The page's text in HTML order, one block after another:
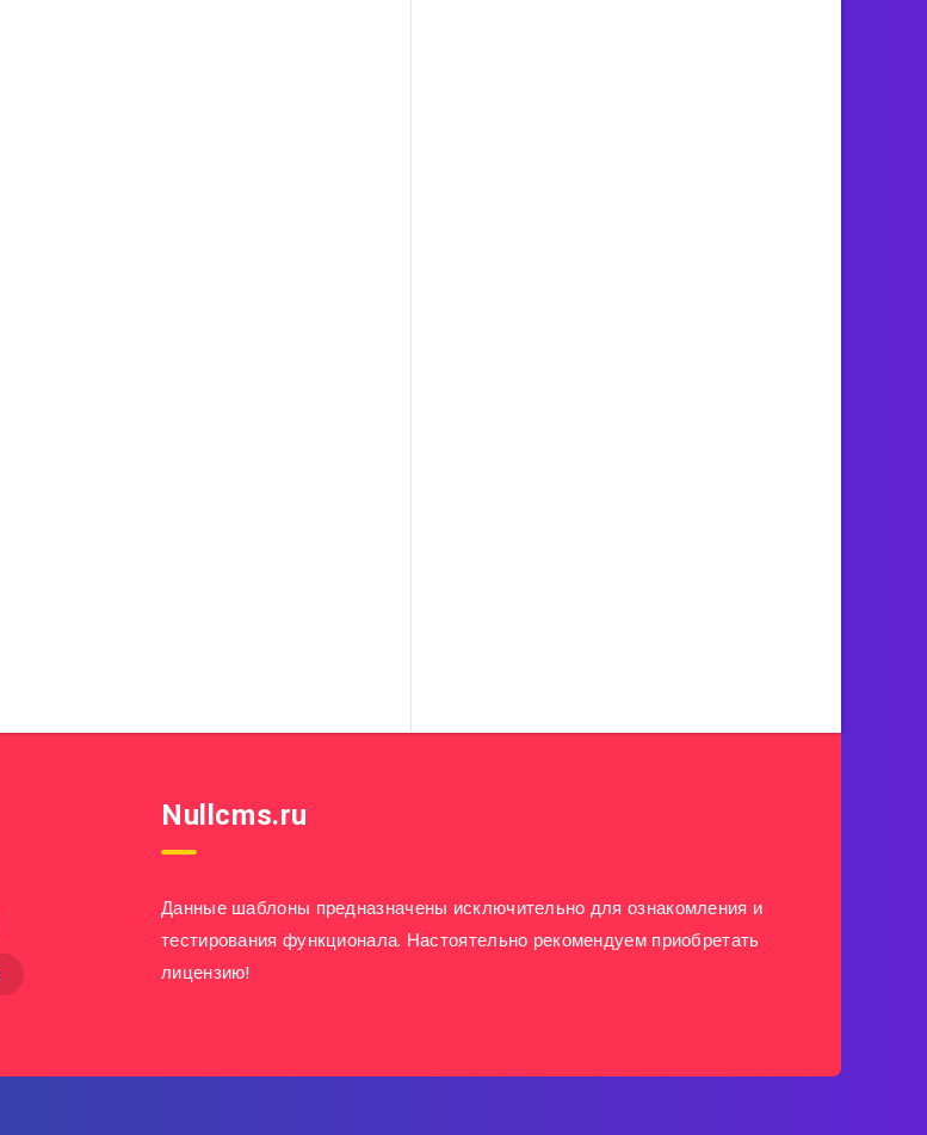
Nullcms.ru
Данные шаблоны предназначены исключительно для ознакомления и
тестирования функционала. Настоятельно рекомендуем приобретать
лицензию!